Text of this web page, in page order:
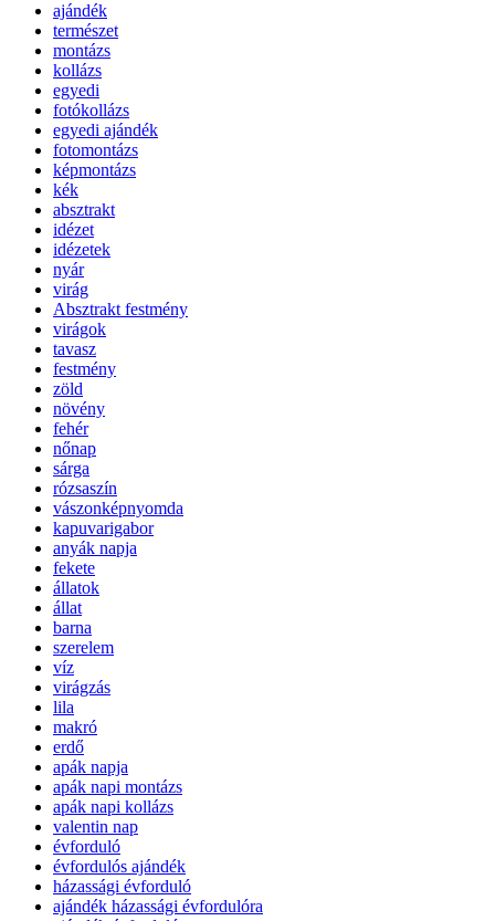
ajándék
természet
montázs
kollázs
egyedi
fotókollázs
egyedi ajándék
fotomontázs
képmontázs
kék
absztrakt
idézet
idézetek
nyár
virág
Absztrakt festmény
virágok
tavasz
festmény
zöld
növény
fehér
nőnap
sárga
rózsaszín
vászonképnyomda
kapuvarigabor
anyák napja
fekete
állatok
állat
barna
szerelem
víz
virágzás
lila
makró
erdő
apák napja
apák napi montázs
apák napi kollázs
valentin nap
évforduló
évfordulós ajándék
házassági évforduló
ajándék házassági évfordulóra